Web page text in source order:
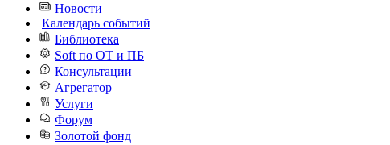
Новости
Календарь событий
Библиотека
Soft по ОТ и ПБ
Консультации
Агрегатор
Услуги
Форум
Золотой фонд